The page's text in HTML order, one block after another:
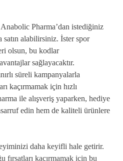
Pharma’dan istediğiniz
alabilirsiniz. İster spor
olsun, bu kodlar
sağlayacaktır.
süreli kampanyalarla
kaçırmamak için hızlı
ile alışveriş yaparken, hediye
edin hem de kaliteli ürünlere
daha keyifli hale getirir.
fırsatları kaçırmamak için bu